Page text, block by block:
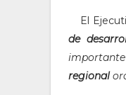
El
de
regional